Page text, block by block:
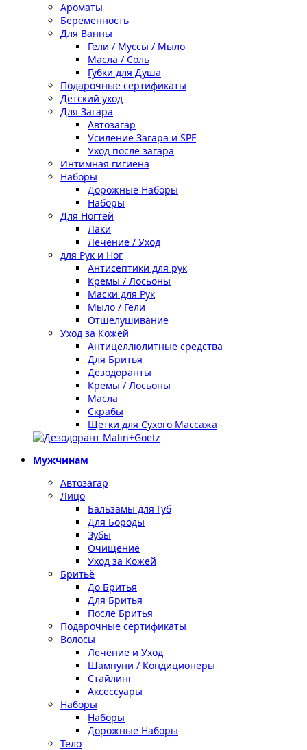
Ароматы
Беременность
Для Ванны
Гели / Муссы / Мыло
Масла / Соль
Губки для Душа
Подарочные сертификаты
Детский уход
Для Загара
Автозагар
Усиление Загара и SPF
Уход после загара
Интимная гигиена
Наборы
Дорожные Наборы
Наборы
Для Ногтей
Лаки
Лечение / Уход
для Рук и Ног
Антисептики для рук
Кремы / Лосьоны
Маски для Рук
Мыло / Гели
Отшелушивание
Уход за Кожей
Антицеллюлитные средства
Для Бритья
Дезодоранты
Кремы / Лосьоны
Масла
Скрабы
Щётки для Сухого Массажа
Мужчинам
Автозагар
Лицо
Бальзамы для Губ
Для Бороды
Зубы
Очищение
Уход за Кожей
Бритьё
До Бритья
Для Бритья
После Бритья
Подарочные сертификаты
Волосы
Лечение и Уход
Шампуни / Кондиционеры
Стайлинг
Аксессуары
Наборы
Наборы
Дорожные Наборы
Тело